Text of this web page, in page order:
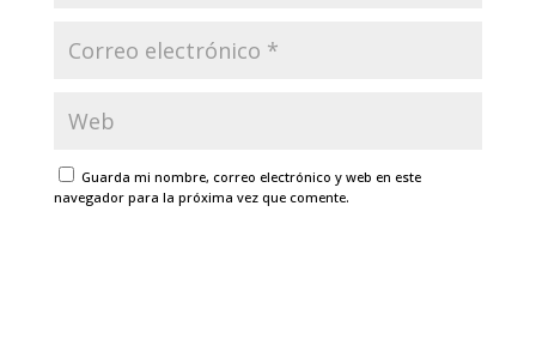
Guarda mi nombre, correo electrónico y web en este
navegador para la próxima vez que comente.